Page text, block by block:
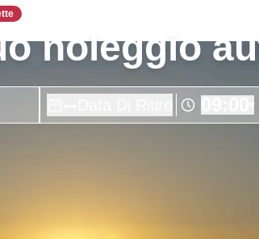
noleggio